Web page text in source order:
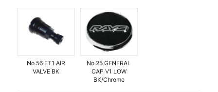
No.56 ET1 AIR
VALVE BK
No.25 GENERAL
CAP V1 LOW
BK/Chrome